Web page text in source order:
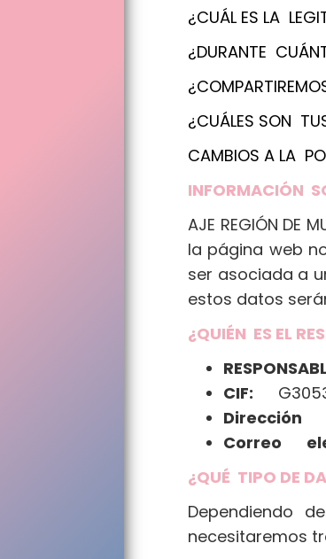
¿CUÁL ES LA
¿DURANTE
¿CUÁLES SON
CAMBIOS A LA
INFORMACIÓN
AJE REGIÓN DE
la página web
ser asociada a
estos datos
¿QUIÉN ES EL
CIF:
Dirección
Correo
¿QUÉ TIPO DE
Dependiendo
necesitaremos